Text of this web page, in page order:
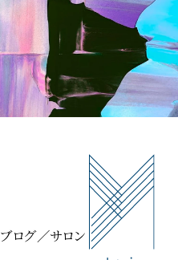
ブログ
サロン